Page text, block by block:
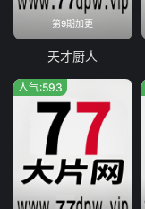
第9期加更
天才厨人
人气:593